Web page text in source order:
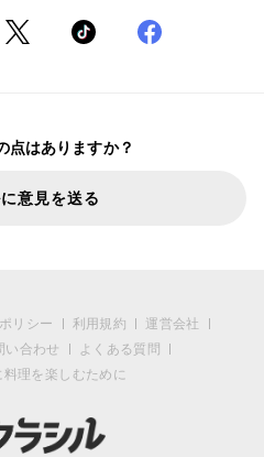
点はありますか？
意見を送る
リシー 利用規約
運営会社
い合わせ
よくある質問
理を楽しむために